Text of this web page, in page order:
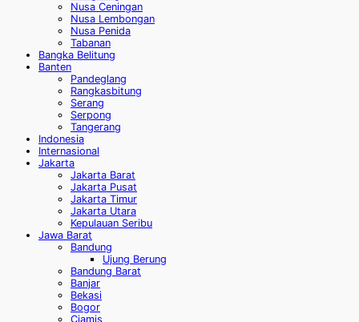
Nusa Ceningan
Nusa Lembongan
Nusa Penida
Tabanan
Bangka Belitung
Banten
Pandeglang
Rangkasbitung
Serang
Serpong
Tangerang
Indonesia
Internasional
Jakarta
Jakarta Barat
Jakarta Pusat
Jakarta Timur
Jakarta Utara
Kepulauan Seribu
Jawa Barat
Bandung
Ujung Berung
Bandung Barat
Banjar
Bekasi
Bogor
Ciamis